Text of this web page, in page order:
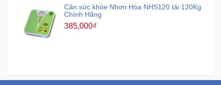
Cân sức khỏe Nhơn Hòa NHS120 tải 120Kg
Chính Hãng
385,000₫